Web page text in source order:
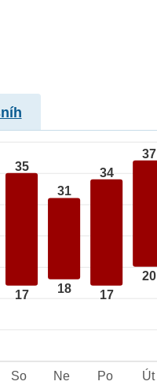
35
17
31
18
34
17
37
20
So Ne Po Út